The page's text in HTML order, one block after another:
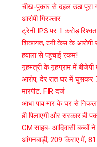
चीख-पुकार से दहल उठा पूरा
आरोपी गिरफ्तार
ट्रेनी IPS पर 1 करोड़
शिकायत, ठगी केस के आरोपी
हवाला से पहुंचाई रकम!
गृहमंत्री के गृहग्राम में बीजेपी
आरोप, देर रात घर में घुसकर
मारपीट. FIR दर्ज
आधा पाव मार के घर से
ही पिलाएगी और सरकार ही
CM साहब- आदिवासी बच्चों ने
आंगनबाड़ी, 209 किराए में,